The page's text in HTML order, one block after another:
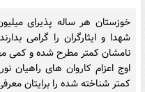
خوزستان هر ساله پذیرای
شهدا و ایثارگران را گرامی
نامشان کمتر مطرح شده و کمی
اوج اعزام کاروان های راهیان
کمتر شناخته شده را برایتان